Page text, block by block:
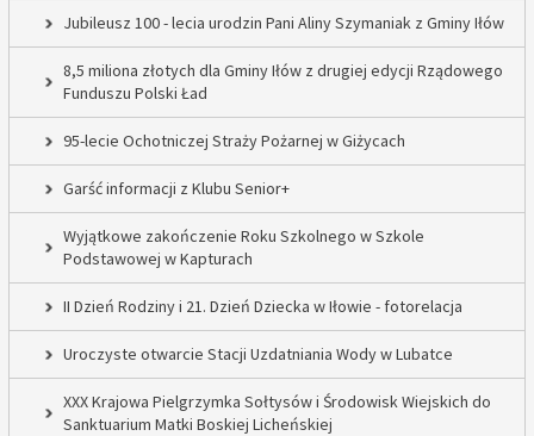
Jubileusz 100 - lecia urodzin Pani Aliny Szymaniak z Gminy Iłów
8,5 miliona złotych dla Gminy Iłów z drugiej edycji Rządowego
Funduszu Polski Ład
95-lecie Ochotniczej Straży Pożarnej w Giżycach
Garść informacji z Klubu Senior+
Wyjątkowe zakończenie Roku Szkolnego w Szkole
Podstawowej w Kapturach
II Dzień Rodziny i 21. Dzień Dziecka w Iłowie - fotorelacja
Uroczyste otwarcie Stacji Uzdatniania Wody w Lubatce
XXX Krajowa Pielgrzymka Sołtysów i Środowisk Wiejskich do
Sanktuarium Matki Boskiej Licheńskiej